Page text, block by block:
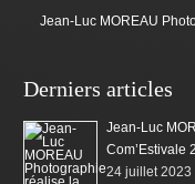
Derniers articles
Jean-Luc
Com’Estivale
24 juillet 2023